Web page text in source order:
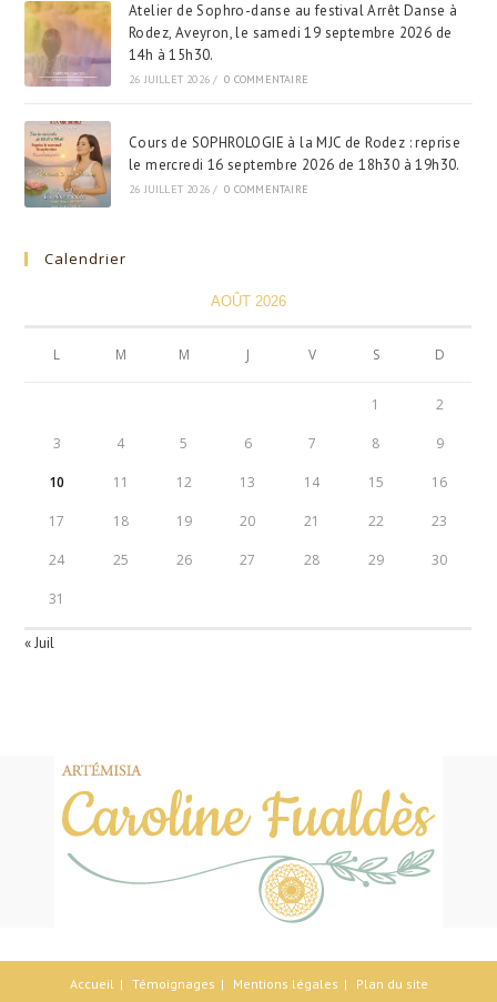
Atelier de Sophro-danse au festival Arrêt Danse à
Rodez, Aveyron, le samedi 19 septembre 2026 de
14h à 15h30.
26 JUILLET 2026 / 0 COMMENTAIRE
Cours de SOPHROLOGIE à la MJC de Rodez : reprise
le mercredi 16 septembre 2026 de 18h30 à 19h30.
26 JUILLET 2026 / 0 COMMENTAIRE
Calendrier
AOÛT 2026
L M M J V S D
1 2
3 4 5 6 7 8 9
10 11 12 13 14 15 16
17 18 19 20 21 22 23
24 25 26 27 28 29 30
31
« Juil
Accueil Témoignages Mentions légales Plan du site